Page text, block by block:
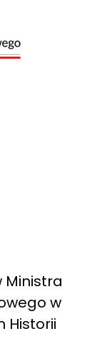
Ministra
w
Historii